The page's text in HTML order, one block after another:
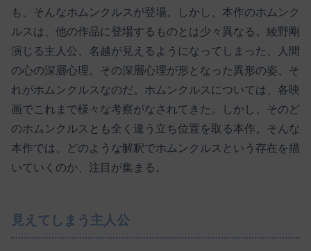
も、そんなホムンクルスが登場。しかし、本作のホムンク
ルスは、他の作品に登場するものとは少々異なる。綾野剛
演じる主人公、名越が見えるようになってしまった、人間
の心の深層心理。その深層心理が形となった異形の姿、そ
れがホムンクルスなのだ。ホムンクルスについては、各映
画でこれまで様々な考察がなされてきた。しかし、そのど
のホムンクルスとも全く違う立ち位置を取る本作。そんな
本作では、どのような解釈でホムンクルスという存在を描
いていくのか、注目が集まる。
見えてしまう主人公